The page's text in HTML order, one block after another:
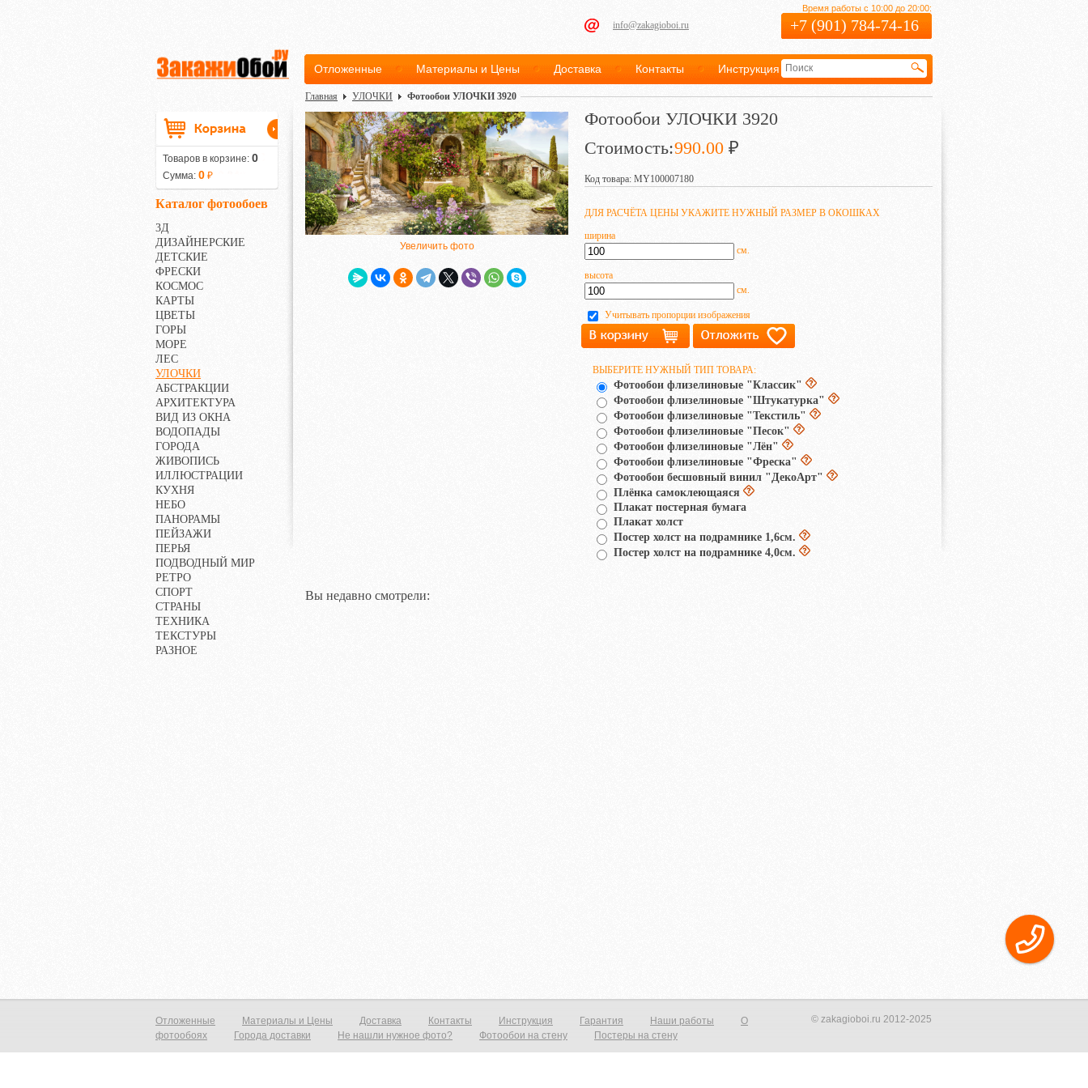
info@zakagioboi.ru
Время работы с 10:00 до 20:00:
+7 (901) 784-74-16
Отложенные Материалы и Цены Доставка Контакты Инструкция
Товаров в корзине: 0
Сумма: 0 ₽
Каталог фотообоев
3Д
ДИЗАЙНЕРСКИЕ
ДЕТСКИЕ
ФРЕСКИ
КОСМОС
КАРТЫ
ЦВЕТЫ
ГОРЫ
МОРЕ
ЛЕС
УЛОЧКИ
АБСТРАКЦИИ
АРХИТЕКТУРА
ВИД ИЗ ОКНА
ВОДОПАДЫ
ГОРОДА
ЖИВОПИСЬ
ИЛЛЮСТРАЦИИ
КУХНЯ
НЕБО
ПАНОРАМЫ
ПЕЙЗАЖИ
ПЕРЬЯ
ПОДВОДНЫЙ МИР
РЕТРО
СПОРТ
СТРАНЫ
ТЕХНИКА
ТЕКСТУРЫ
РАЗНОЕ
Главная УЛОЧКИ Фотообои УЛОЧКИ 3920
Увеличить фото
Фотообои УЛОЧКИ 3920
Стоимость:990.00 ₽
Код товара: MY100007180
ДЛЯ РАСЧЁТА ЦЕНЫ УКАЖИТЕ НУЖНЫЙ РАЗМЕР В ОКОШКАХ
ширина
см.
высота
см.
Учитывать пропорции изображения
ВЫБЕРИТЕ НУЖНЫЙ ТИП ТОВАРА:
Фотообои флизелиновые "Классик"
Фотообои флизелиновые "Штукатурка"
Фотообои флизелиновые "Текстиль"
Фотообои флизелиновые "Песок"
Фотообои флизелиновые "Лён"
Фотообои флизелиновые "Фреска"
Фотообои бесшовный винил "ДекоАрт"
Плёнка самоклеющаяся
Плакат постерная бумага
Плакат холст
Постер холст на подрамнике 1,6см.
Постер холст на подрамнике 4,0см.
Вы недавно смотрели:
Отложенные Материалы и Цены Доставка Контакты Инструкция Гарантия Наши работы
О
фотообоях
Города доставки Не нашли нужное фото? Фотообои на стену Постеры на стену
© zakagioboi.ru 2012-2025